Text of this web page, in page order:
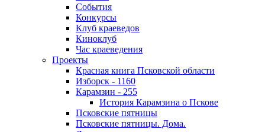
События
Конкурсы
Клуб краеведов
Киноклуб
Час краеведения
Проекты
Красная книга Псковской области
Изборск - 1160
Карамзин - 255
История Карамзина о Пскове
Псковские пятницы
Псковские пятницы. Дома.